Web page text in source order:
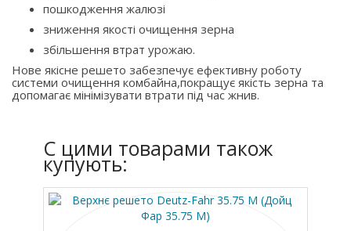
пошкодження жалюзі
зниження якості очищення зерна
збільшення втрат урожаю.
Нове якісне решето забезпечує ефективну роботу
системи очищення комбайна,покращує якість зерна та
допомагає мінімізувати втрати під час жнив.
C цими товарами також
купують: